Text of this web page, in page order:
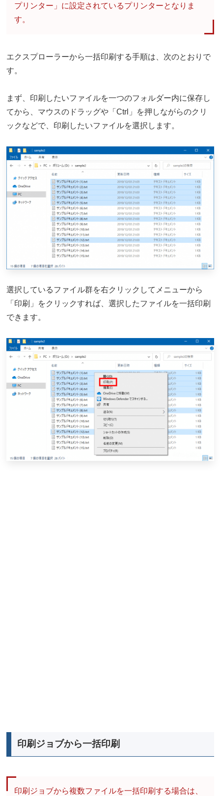
プリンター」に設定されているプリンターとなりま
す。
エクスプローラーから一括印刷する手順は、次のとおりで
す。
まず、印刷したいファイルを一つのフォルダー内に保存し
てから、マウスのドラッグや「Ctrl」を押しながらのクリ
ックなどで、印刷したいファイルを選択します。
選択しているファイル群を右クリックしてメニューから
「印刷」をクリックすれば、選択したファイルを一括印刷
できます。
印刷ジョブから一括印刷
印刷ジョブから複数ファイルを一括印刷する場合は、